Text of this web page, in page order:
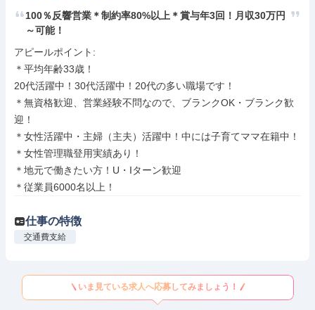
100％反響営業＊制約率80%以上＊賞与年3回！月収30万円
～可能！
アピールポイント:
＊平均年齢33歳！
20代活躍中！30代活躍中！20代の多い職場です！
＊無資格歓迎、営業経験不問なので、ブランクOK・ブランク歓
迎！
＊女性活躍中・主婦（主夫）活躍中！中には子育てママ在籍中！
＊女性管理職登用実績あり！
＊地元で働きたい方！U・Iターン歓迎
＊従業員6000名以上！
仕事の特徴
交通費支給
いま見ている求人へ応募してみましょう！